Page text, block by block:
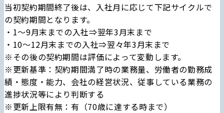
当初契約期間終了後は、入社月に応じて下記サイクルで
の契約期間となります。
・1～9月末までの入社⇒翌年3月末まで
・10～12月末までの入社⇒翌々年3月末まで
※その後の契約期間は評価によって変動します。
※更新基準：契約期間満了時の業務量、労働者の勤務成
績・態度・能力、会社の経営状況、従事している業務の
進捗状況等により判断する
※更新上限有無：有（70歳に達する時まで）